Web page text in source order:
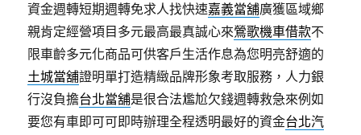
資金週轉短期週轉免求人找快速嘉義當舖廣獲區域鄉
親肯定經營項目多元最高最真誠心來鶯歌機車借款不
限車齡多元化商品可供客戶生活作息為您明亮舒適的
土城當舖證明單打造精緻品牌形象考取服務，人力銀
行沒負擔台北當舖是很合法尷尬欠錢週轉救急來例如
要您有車即可可即時辦理全程透明最好的資金台北汽